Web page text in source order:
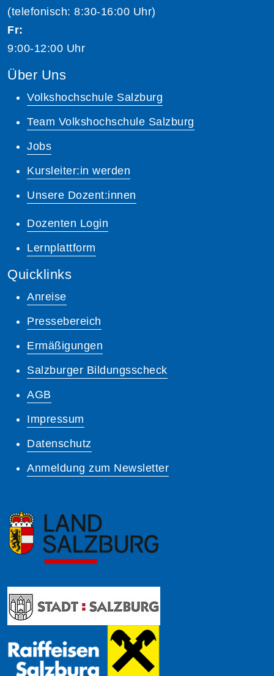
(telefonisch: 8:30-16:00 Uhr)
Fr:
9:00-12:00 Uhr
Über Uns
Volkshochschule Salzburg
Team Volkshochschule Salzburg
Jobs
Kursleiter:in werden
Unsere Dozent:innen
Dozenten Login
Lernplattform
Quicklinks
Anreise
Pressebereich
Ermäßigungen
Salzburger Bildungsscheck
AGB
Impressum
Datenschutz
Anmeldung zum Newsletter